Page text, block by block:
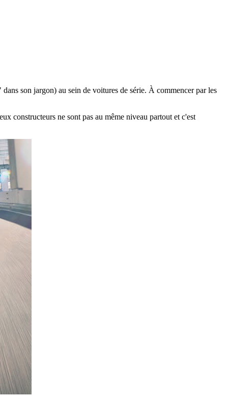
dans son jargon) au sein de voitures de série. À commencer par les
constructeurs ne sont pas au même niveau partout et c'est